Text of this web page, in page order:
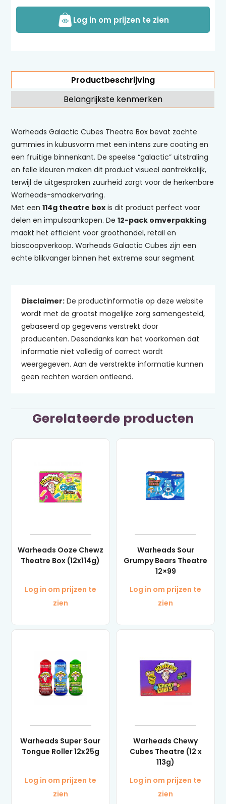
Log in om prijzen te zien
Productbeschrijving
Warheads Galactic Cubes Theatre Box bevat zachte
gummies in kubusvorm met een intens zure coating en
een fruitige binnenkant. De speelse “galactic” uitstraling
en felle kleuren maken dit product visueel aantrekkelijk,
terwijl de uitgesproken zuurheid zorgt voor de herkenbare
Warheads-smaakervaring.
Met een 114g theatre boxis dit product perfect voor
delen en impulsaankopen. De 12-pack omverpakking
maakt het efficiënt voor groothandel, retail en
bioscoopverkoop. Warheads Galactic Cubes zijn een
echte blikvanger binnen het extreme sour segment.
Belangrijkste kenmerken
Disclaimer:De productinformatie op deze website
wordt met de grootst mogelijke zorg samengesteld,
gebaseerd op gegevens verstrekt door
producenten. Desondanks kan het voorkomen dat
informatie niet volledig of correct wordt
weergegeven. Aan de verstrekte informatie kunnen
geen rechten worden ontleend.
Gerelateerde producten
Warheads Ooze Chewz
Theatre Box (12x114g)
Log in om prijzen te
zien
Warheads Sour
Grumpy Bears Theatre
12×99
Log in om prijzen te
zien
Warheads Super Sour
Tongue Roller 12x25g
Log in om prijzen te
zien
Warheads Chewy
Cubes Theatre (12 x
113g)
Log in om prijzen te
zien